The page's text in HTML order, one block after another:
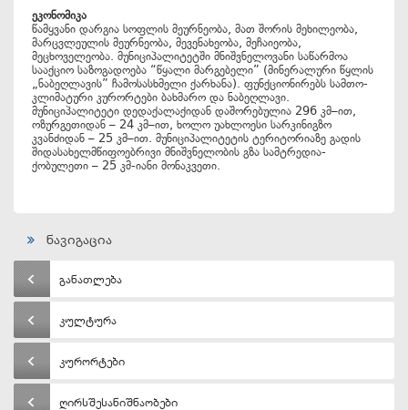
ეკონომიკა
წამყვანი დარგია სოფლის მეურნეობა, მათ შორის მეხილეობა,
მარცვლეულის მეურნეობა, მევენახეობა, მეჩაიეობა,
მეცხოველეობა. მუნიციპალიტეტში მნიშვნელოვანი საწარმოა
სააქციო საზოგადოება “წყალი მარგებელი” (მინერალური წყლის
„ნაბეღლავის” ჩამოსასხმელი ქარხანა). ფუნქციონირებს სამთო-
კლიმატური კურორტები ბახმარო და ნაბეღლავი.
მუნიციპალიტეტი დედაქალაქიდან დაშორებულია 296 კმ–ით,
ოზურგეთიდან – 24 კმ–ით, ხოლო უახლოესი სარკინიგზო
კვანძიდან – 25 კმ–ით. მუნიციპალიტეტის ტერიტორიაზე გადის
შიდასახელმწიფოებრივი მნიშვნელობის გზა სამტრედია-
ქობულეთი – 25 კმ-იანი მონაკვეთი.
ნავიგაცია
განათლება
კულტურა
კურორტები
ღირსშესანიშნაობები